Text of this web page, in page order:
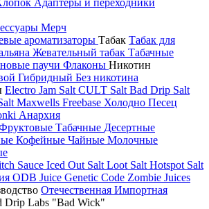
Мерч
ароматизаторы Табак Табак для
Жевательный табак Табачные
паучи Флаконы Никотин
Гибридный Без никотина
Electro Jam Salt CULT Salt Bad Drip Salt
Maxwells Freebase Холодно Песец
Анархия
Табачные Десертные
Кофейные Чайные Молочные
Sauce Iced Out Salt Loot Salt Hotspot Salt
ODB Juice Genetic Code Zombie Juices
Отечественная Импортная
Drip Labs "Bad Wick"